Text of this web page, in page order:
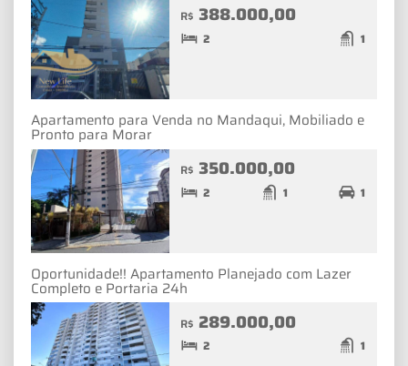
R$ 388.000,00
2 1
Apartamento para Venda no Mandaqui, Mobiliado e
Pronto para Morar
R$ 350.000,00
2 1 1
Oportunidade!! Apartamento Planejado com Lazer
Completo e Portaria 24h
R$ 289.000,00
2 1